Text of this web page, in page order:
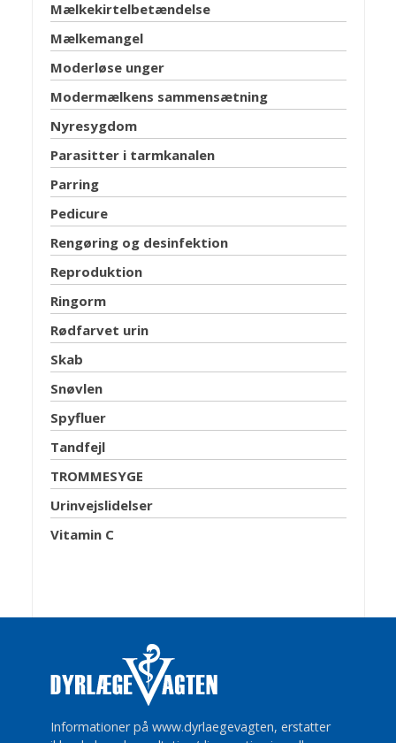
Mælkekirtelbetændelse
Mælkemangel
Moderløse unger
Modermælkens sammensætning
Nyresygdom
Parasitter i tarmkanalen
Parring
Pedicure
Rengøring og desinfektion
Reproduktion
Ringorm
Rødfarvet urin
Skab
Snøvlen
Spyfluer
Tandfejl
TROMMESYGE
Urinvejslidelser
Vitamin C
Informationer på www.dyrlaegevagten, erstatter